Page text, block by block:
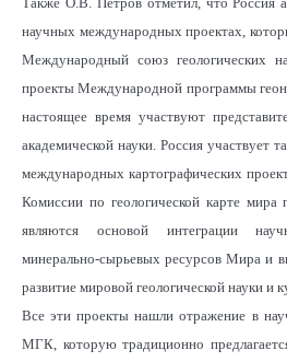
научных международных проектах,
Международный союз геологических
проекты Международной программы
настоящее время участвуют
академической науки. Россия участвует
международных картографических
Комиссии по геологической карте
являются основой интеграции
минерально-сырьевых ресурсов Мира и
развитие мировой геологической науки и
Все эти проекты нашли отражение в
МГК, которую традиционно